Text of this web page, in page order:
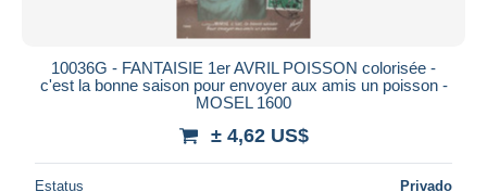
10036G - FANTAISIE 1er AVRIL POISSON colorisée -
c'est la bonne saison pour envoyer aux amis un poisson -
MOSEL 1600
± 4,62 US$
Estatus Privado